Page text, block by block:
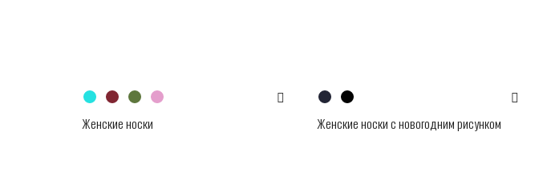
Женские носки Женские носки с новогодним рисунком